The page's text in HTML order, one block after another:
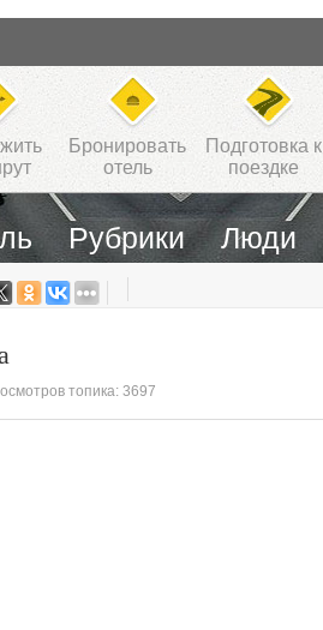
Бронировать
отель
Подготовка к
поездке
Рубрики Люди
топика: 3697